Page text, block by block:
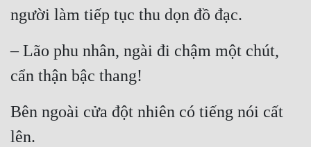
người làm tiếp tục thu dọn đồ đạc.
– Lão phu nhân, ngài đi chậm một chút,
cẩn thận bậc thang!
Bên ngoài cửa đột nhiên có tiếng nói cất
lên.